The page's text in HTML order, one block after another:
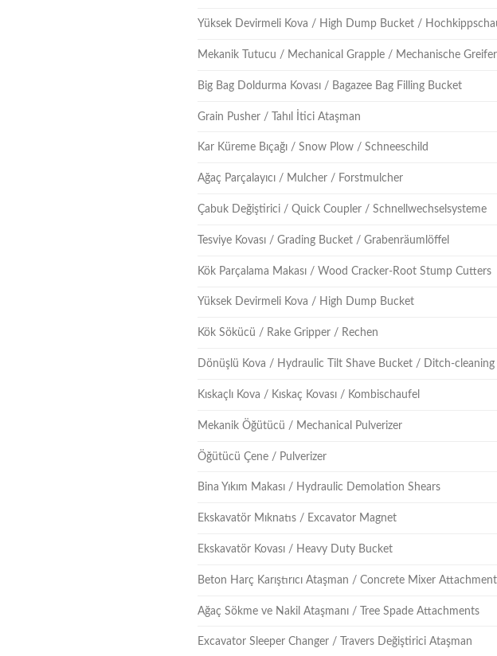
Yüksek Devirmeli Kova / High Dump Bucket /
Mekanik Tutucu / Mechanical Grapple / Mechanische Greifer
Big Bag Doldurma Kovası / Bagazee Bag Filling Bucket
Grain Pusher / Tahıl İtici Ataşman
Kar Küreme Bıçağı / Snow Plow / Schneeschild
Ağaç Parçalayıcı / Mulcher / Forstmulcher
Çabuk Değiştirici / Quick Coupler / Schnellwechselsysteme
Tesviye Kovası / Grading Bucket / Grabenräumlöffel
Kök Parçalama Makası / Wood Cracker-Root Stump Cutters
Yüksek Devirmeli Kova / High Dump Bucket
Kök Sökücü / Rake Gripper / Rechen
Dönüşlü Kova / Hydraulic Tilt Shave Bucket / Ditch-
Kıskaçlı Kova / Kıskaç Kovası / Kombischaufel
Mekanik Öğütücü / Mechanical Pulverizer
Öğütücü Çene / Pulverizer
Bina Yıkım Makası / Hydraulic Demolation Shears
Ekskavatör Mıknatıs / Excavator Magnet
Ekskavatör Kovası / Heavy Duty Bucket
Beton Harç Karıştırıcı Ataşman / Concrete Mixer
Ağaç Sökme ve Nakil Ataşmanı / Tree Spade Attachments
Excavator Sleeper Changer / Travers Değiştirici Ataşman